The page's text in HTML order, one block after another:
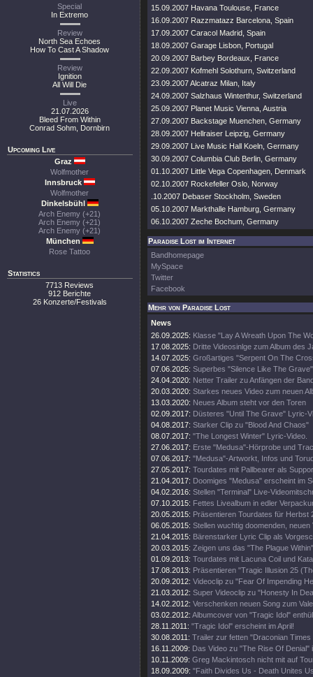
Special
In Extremo
Review
North Sea Echoes
How To Cast A Shadow
Review
Ignition
All Will Die
Live
21.07.2026
Bleed From Within
Conrad Sohm, Dornbirn
Upcoming Live
Graz
Wolfmother
Innsbruck
Wolfmother
Dinkelsbühl
Arch Enemy (+21)
Arch Enemy (+21)
Arch Enemy (+21)
München
Rose Tattoo
Statistics
7713 Reviews
912 Berichte
26 Konzerte/Festivals
15.09.2007 Havana Toulouse, France
16.09.2007 Razzmatazz Barcelona, Spain
17.09.2007 Caracol Madrid, Spain
18.09.2007 Garage Lisbon, Portugal
20.09.2007 Barbey Bordeaux, France
22.09.2007 Kofmehl Solothurn, Switzerland
23.09.2007 Alcatraz Milan, Italy
24.09.2007 Salzhaus Winterthur, Switzerland
25.09.2007 Planet Music Vienna, Austria
27.09.2007 Backstage Muenchen, Germany
28.09.2007 Hellraiser Leipzig, Germany
29.09.2007 Live Music Hall Koeln, Germany
30.09.2007 Columbia Club Berlin, Germany
01.10.2007 Little Vega Copenhagen, Denmark
02.10.2007 Rockefeller Oslo, Norway
.10.2007 Debaser Stockholm, Sweden
05.10.2007 Markthalle Hamburg, Germany
06.10.2007 Zeche Bochum, Germany
Paradise Lost im Internet
Bandhomepage
MySpace
Twitter
Facebook
Mehr von Paradise Lost
News
26.09.2025: Klasse "Lay A Wreath Upon The
17.08.2025: Dritte Videosinlge zum Album des
14.07.2025: Großartiges "Serpent On The
07.06.2025: Superbes "Silence Like The
24.04.2020: Netter Trailer zu Anfängen der
20.03.2020: Starkes neues Video zum neuen
13.03.2020: Neues Album steht vor den Toren
02.09.2017: Düsteres "Until The Grave" Lyric-
04.08.2017: Starker Clip zu "Blood And Chaos"
08.07.2017: "The Longest Winter" Lyric-Video.
27.06.2017: Erste "Medusa"-Hörprobe und
07.06.2017: "Medusa"-Artworkt, Infos und
27.05.2017: Tourdates mit Pallbearer als
21.04.2017: Doomiges "Medusa" erscheint im
04.02.2016: Stellen "Terminal" Live-
07.10.2015: Fettes Livealbum in edler
20.05.2015: Präsentieren Tourdates für Herbst
06.05.2015: Stellen wuchtig doomenden, neuen
21.04.2015: Bärenstarker Lyric Clip als
20.03.2015: Zeigen uns das "The Plague
01.09.2013: Tourdates mit Lacuna Coil und
17.08.2013: Präsentieren "Tragic Illusion 25
20.09.2012: Videoclip zu "Fear Of Impending
21.03.2012: Super Videoclip zu "Honesty In
14.02.2012: Verschenken neuen Song zum
03.02.2012: Albumcover von "Tragic Idol"
28.11.2011: "Tragic Idol" erscheint im April!
30.08.2011: Trailer zur fetten "Draconian Times
16.11.2009: Das Video zu "The Rise Of Denial"
10.11.2009: Greg Mackintosch nicht mit auf
18.09.2009: "Faith Divides Us - Death Unites